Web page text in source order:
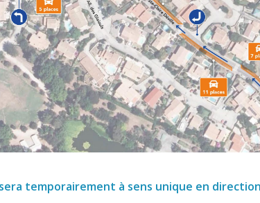
temporairement à sens unique en